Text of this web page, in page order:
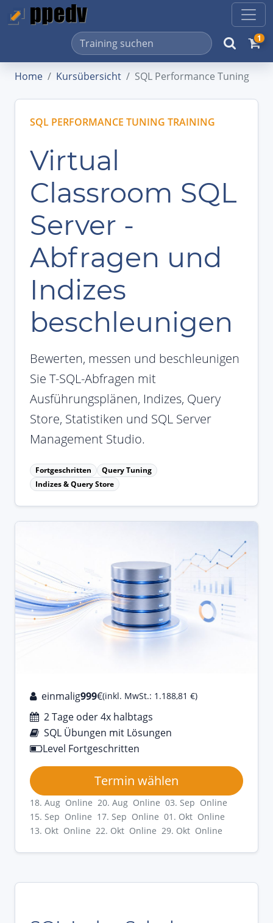
1
Home Kursübersicht SQL Performance Tuning
SQL PERFORMANCE TUNING TRAINING
Virtual
Classroom SQL
Server -
Abfragen und
Indizes
beschleunigen
Bewerten, messen und beschleunigen
Sie T-SQL-Abfragen mit
Ausführungsplänen, Indizes, Query
Store, Statistiken und SQL Server
Management Studio.
Fortgeschritten
Query Tuning
Indizes & Query Store
einmalig999€(inkl. MwSt.: 1.188,81 €)
2 Tage oder 4x halbtags
SQL Übungen mit Lösungen
Level Fortgeschritten
Termin wählen
18. Aug Online 20. Aug Online 03. Sep Online
15. Sep Online 17. Sep Online 01. Okt Online
13. Okt Online 22. Okt Online 29. Okt Online